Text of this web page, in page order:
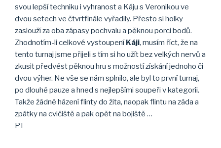
svou lepší techniku i vyhranost a Káju s Veronikou ve
dvou setech ve čtvrtfinále vyřadily. Přesto si holky
zaslouží za oba zápasy pochvalu a pěknou porci bodů.
Zhodnotím-li celkové vystoupeníKáji, musím říct, že na
tento turnaj jsme přijeli s tím si ho užít bez velkých nervů a
zkusit předvést pěknou hru s možností získání jednoho či
dvou výher. Ne vše se nám splnilo, ale byl to první turnaj,
po dlouhé pauze a hned s nejlepšími soupeři v kategorii.
Takže žádné házení flinty do žita, naopak flintu na záda a
zpátky na cvičiště a pak opět na bojiště …
PT